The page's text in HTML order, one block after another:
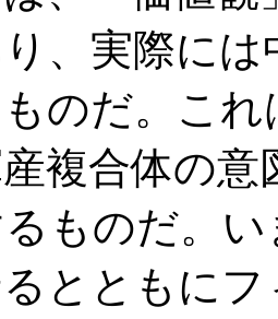
、実際に
のだ。こ
複合体の
ものだ。
とともに